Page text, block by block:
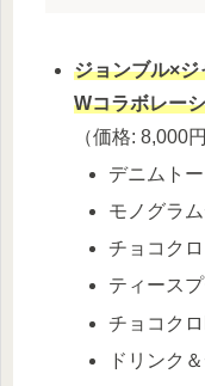
ジョンブル×
Wコラボレー
（価格: 8,000円
デニムト
モノグラ
チョコク
ティース
チョコク
ドリンク